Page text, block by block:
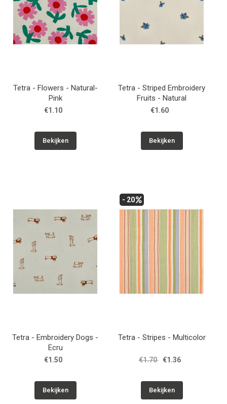
Tetra - Flowers - Natural-
Pink
€1.10
Bekijken
Tetra - Striped Embroidery
Fruits - Natural
€1.60
Bekijken
Tetra - Embroidery Dogs -
Ecru
€1.50
Bekijken
- 20
Tetra - Stripes - Multicolor
€1.70 €1.36
Bekijken